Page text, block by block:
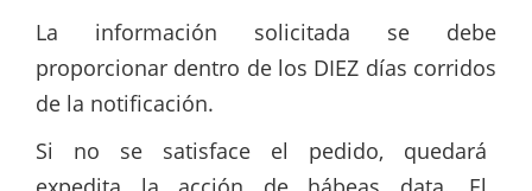
La información solicitada se debe
proporcionar dentro de los DIEZ días corridos
de la notificación.
Si no se satisface el pedido, quedará